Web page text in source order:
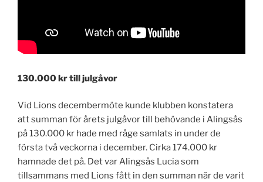
130.000 kr till julgåvor
Vid Lions decembermöte kunde klubben konstatera
att summan för årets julgåvor till behövande i Alingsås
på 130.000 kr hade med råge samlats in under de
första två veckorna i december. Cirka 174.000 kr
hamnade det på. Det var Alingsås Lucia som
tillsammans med Lions fått in den summan när de varit